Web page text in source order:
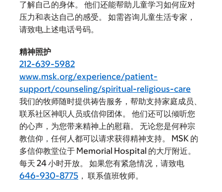
了解自己的身体。 他们还能帮助儿童学习如何应对
压力和表达自己的感受。 如需咨询儿童生活专家，
请致电上述电话号码。
精神照护
212-639-5982
www.msk.org/experience/patient-
support/counseling/spiritual-religious-care
我们的牧师随时提供祷告服务，帮助支持家庭成员、
联系社区神职人员或信仰团体。 他们还可以倾听您
的心声，为您带来精神上的慰藉。 无论您是何种宗
教信仰，任何人都可以请求获得精神支持。 MSK 的
多信仰教堂位于 Memorial Hospital 的大厅附近。
每天 24 小时开放。 如果您有紧急情况，请致电
646-930-8775 ， 联系值班牧师。